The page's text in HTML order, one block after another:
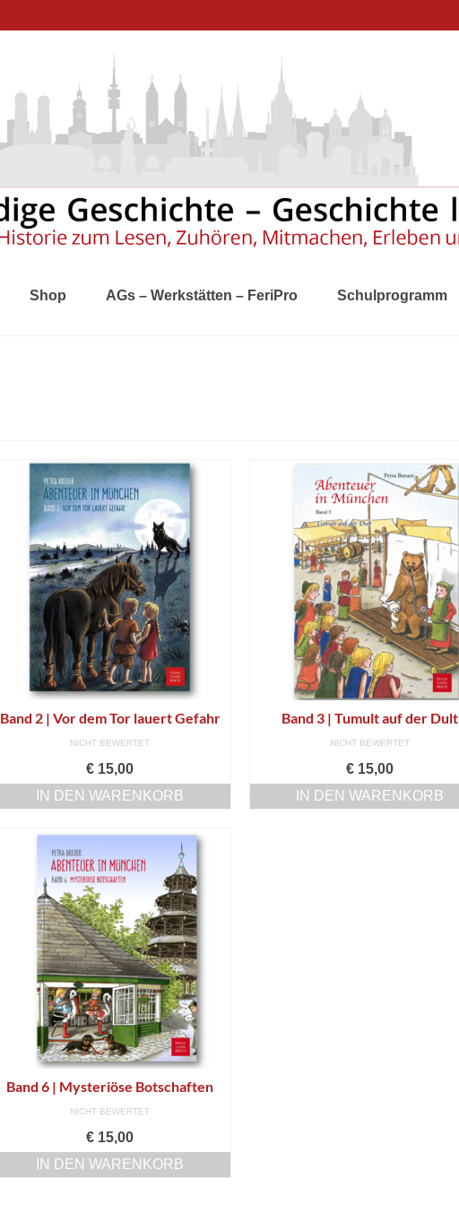
Shop AGs – Werkstätten – FeriPro Schulprogramm
Band 2 | Vor dem Tor lauert Gefahr
NICHT BEWERTET
€ 15,00
IN DEN WARENKORB
Band 3 | Tumult auf der Dult
NICHT BEWERTET
€ 15,00
IN DEN WARENKORB
Band 6 | Mysteriöse Botschaften
NICHT BEWERTET
€ 15,00
IN DEN WARENKORB